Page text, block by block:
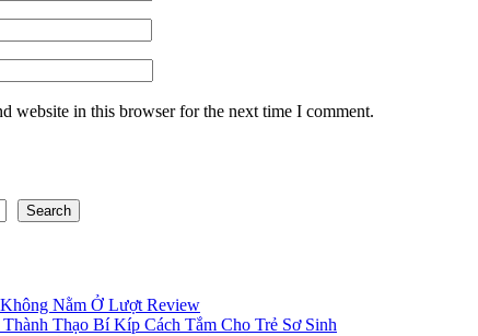
website in this browser for the next time I comment.
Search
Nằm Ở Lượt Review
Thạo Bí Kíp Cách Tắm Cho Trẻ Sơ Sinh